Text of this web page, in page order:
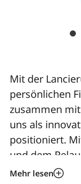
Mit der
persönlichen
zusammen
uns als
positioniert.
und dem
unseren
Mehr lesen